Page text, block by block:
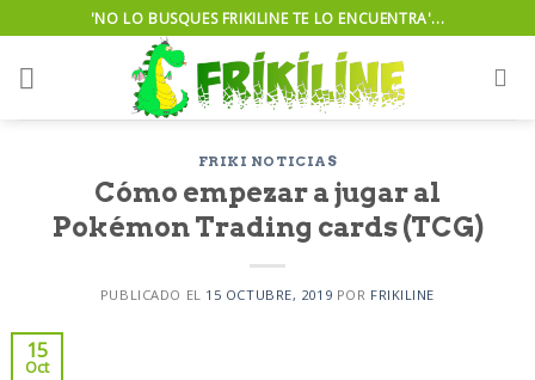
to
content
'NO LO BUSQUES FRIKILINE TE LO ENCUENTRA'...
FRIKI NOTICIAS
Cómo empezar a jugar al
Pokémon Trading cards (TCG)
PUBLICADO EL 15 OCTUBRE, 2019 POR FRIKILINE
15
Oct